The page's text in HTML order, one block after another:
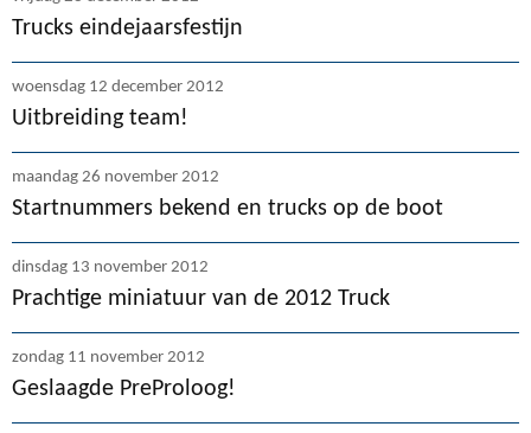
Trucks eindejaarsfestijn
woensdag 12 december 2012
Uitbreiding team!
maandag 26 november 2012
Startnummers bekend en trucks op de boot
dinsdag 13 november 2012
Prachtige miniatuur van de 2012 Truck
zondag 11 november 2012
Geslaagde PreProloog!